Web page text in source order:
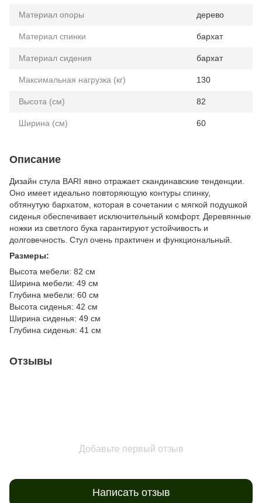
Материал опоры дерево
Материал спинки бархат
Материал сидения бархат
Максимальная нагрузка (кг) 130
Высота (см) 82
Ширина (см) 60
Описание
Дизайн стула BARI явно отражает скандинавские тенденции.
Оно имеет идеально повторяющую контуры спинку,
обтянутую бархатом, которая в сочетании с мягкой подушкой
сиденья обеспечивает исключительный комфорт. Деревянные
ножки из светлого бука гарантируют устойчивость и
долговечность. Стул очень практичен и функциональный.
Размеры:
Высота мебели: 82 см
Ширина мебели: 49 см
Глубина мебели: 60 см
Высота сиденья: 42 см
Ширина сиденья: 49 см
Глубина сиденья: 41 см
Отзывы
Добавьте первый отзыв
Написать отзыв